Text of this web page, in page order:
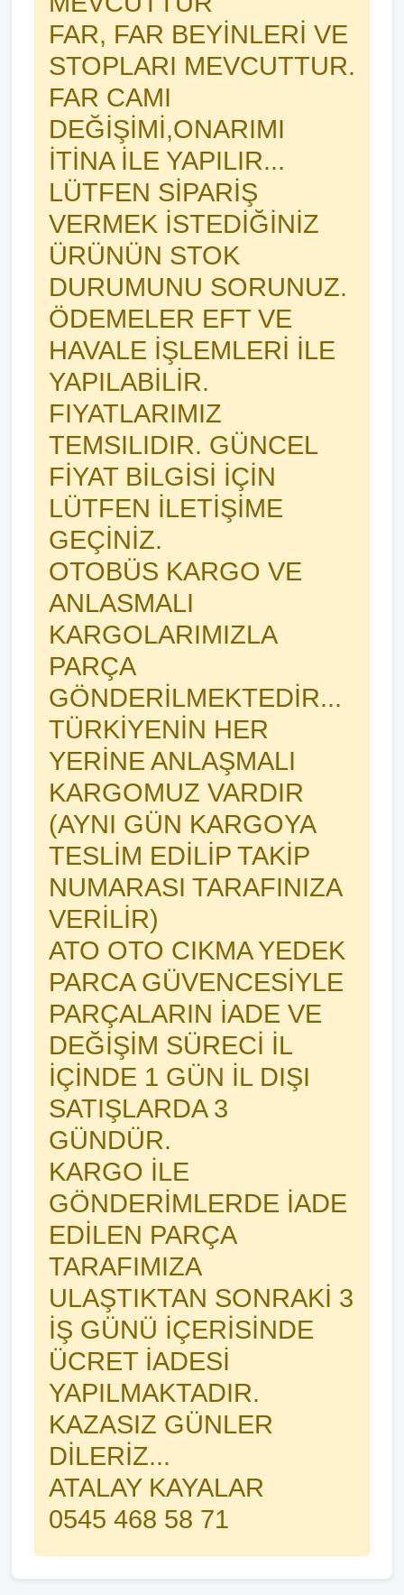
FAR, FAR BEYİNLERİ VE
STOPLARI MEVCUTTUR.
FAR CAMI
DEĞİŞİMİ,ONARIMI
İTİNA İLE YAPILIR...
LÜTFEN SİPARİŞ
VERMEK İSTEDİĞİNİZ
ÜRÜNÜN STOK
DURUMUNU SORUNUZ.
ÖDEMELER EFT VE
HAVALE İŞLEMLERİ İLE
YAPILABİLİR.
FIYATLARIMIZ
TEMSILIDIR. GÜNCEL
FİYAT BİLGİSİ İÇİN
LÜTFEN İLETİŞİME
GEÇİNİZ.
OTOBÜS KARGO VE
ANLASMALI
KARGOLARIMIZLA
PARÇA
GÖNDERİLMEKTEDİR...
TÜRKİYENİN HER
YERİNE ANLAŞMALI
KARGOMUZ VARDIR
(AYNI GÜN KARGOYA
TESLİM EDİLİP TAKİP
NUMARASI TARAFINIZA
VERİLİR)
ATO OTO CIKMA YEDEK
PARCA GÜVENCESİYLE
PARÇALARIN İADE VE
DEĞİŞİM SÜRECİ İL
İÇİNDE 1 GÜN İL DIŞI
SATIŞLARDA 3
GÜNDÜR.
KARGO İLE
GÖNDERİMLERDE İADE
EDİLEN PARÇA
TARAFIMIZA
ULAŞTIKTAN SONRAKİ 3
İŞ GÜNÜ İÇERİSİNDE
ÜCRET İADESİ
YAPILMAKTADIR.
KAZASIZ GÜNLER
DİLERİZ...
ATALAY KAYALAR
0545 468 58 71